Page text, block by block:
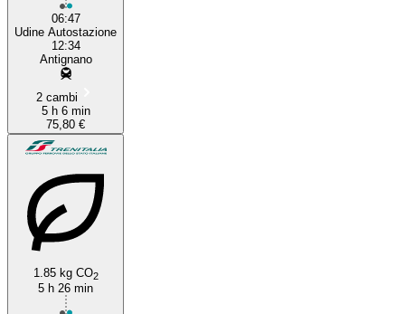
06:47
Udine Autostazione
12:34
Antignano
2 cambi
5 h 6 min
75,80 €
1.85 kg CO2
5 h 26 min